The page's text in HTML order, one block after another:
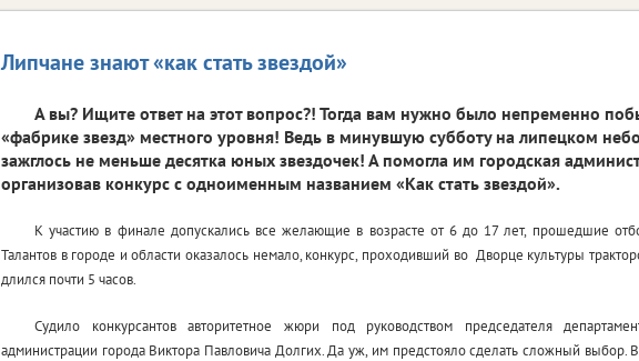
Липчане знают «как стать звездой»
А вы? Ищите ответ на этот вопрос?! Тогда вам нужно было непременно
«фабрике звезд» местного уровня! Ведь в минувшую субботу на липецком
зажглось не меньше десятка юных звездочек! А помогла им городская
организовав конкурс с одноименным названием «Как стать звездой».
К участию в финале допускались все желающие в возрасте от 6 до 17 лет, прошедшие
Талантов в городе и области оказалось немало, конкурс, проходивший во Дворце культуры
длился почти 5 часов.
Судило конкурсантов авторитетное жюри под руководством председателя
администрации города Виктора Павловича Долгих.Да уж, им предстояло сделать сложный выбор.